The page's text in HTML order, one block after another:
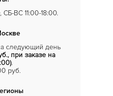
СБ-ВС 11:00-18:00.
следующий день
при заказе на
.
руб.